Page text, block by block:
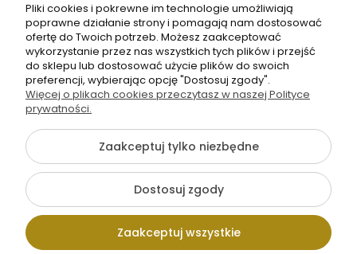
+48 605 141 363
{literal}
Pokaż pełną wersję strony
Sklep internetowy Shoper.pl
Pliki cookies i pokrewne im technologie umożliwiają
poprawne działanie strony i pomagają nam dostosować
ofertę do Twoich potrzeb. Możesz zaakceptować
wykorzystanie przez nas wszystkich tych plików i przejść
do sklepu lub dostosować użycie plików do swoich
preferencji, wybierając opcję "Dostosuj zgody".
Więcej o plikach cookies przeczytasz w naszej Polityce
prywatności.
Zaakceptuj tylko niezbędne
Dostosuj zgody
Zaakceptuj wszystkie